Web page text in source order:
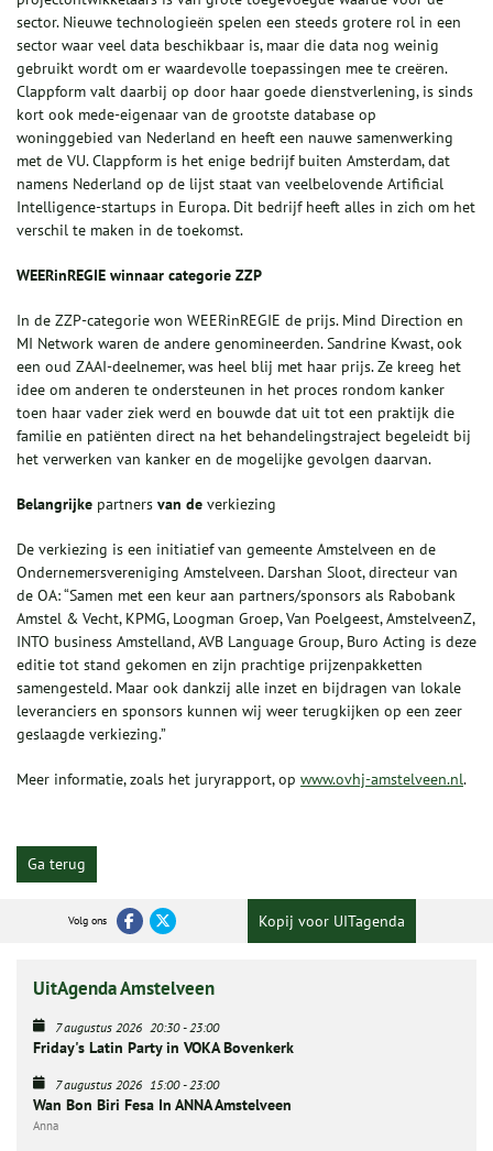
sector. Nieuwe technologieën spelen een steeds grotere rol in een
sector waar veel data beschikbaar is, maar die data nog weinig
gebruikt wordt om er waardevolle toepassingen mee te creëren.
Clappform valt daarbij op door haar goede dienstverlening, is sinds
kort ook mede-eigenaar van de grootste database op
woninggebied van Nederland en heeft een nauwe samenwerking
met de VU. Clappform is het enige bedrijf buiten Amsterdam, dat
namens Nederland op de lijst staat van veelbelovende Artificial
Intelligence-startups in Europa. Dit bedrijf heeft alles in zich om het
verschil te maken in de toekomst.
WEERinREGIE winnaar categorie ZZP
In de ZZP-categorie won WEERinREGIE de prijs. Mind Direction en
MI Network waren de andere genomineerden. Sandrine Kwast, ook
een oud ZAAI-deelnemer, was heel blij met haar prijs. Ze kreeg het
idee om anderen te ondersteunen in het proces rondom kanker
toen haar vader ziek werd en bouwde dat uit tot een praktijk die
familie en patiënten direct na het behandelingstraject begeleidt bij
het verwerken van kanker en de mogelijke gevolgen daarvan.
Belangrijke partners van de verkiezing
De verkiezing is een initiatief van gemeente Amstelveen en de
Ondernemersvereniging Amstelveen. Darshan Sloot, directeur van
de OA: “Samen met een keur aan partners/sponsors als Rabobank
Amstel & Vecht, KPMG, Loogman Groep, Van Poelgeest, AmstelveenZ,
INTO business Amstelland, AVB Language Group, Buro Acting is deze
editie tot stand gekomen en zijn prachtige prijzenpakketten
samengesteld. Maar ook dankzij alle inzet en bijdragen van lokale
leveranciers en sponsors kunnen wij weer terugkijken op een zeer
geslaagde verkiezing.”
Meer informatie, zoals het juryrapport, op www.ovhj-amstelveen.nl.
Ga terug
Volg ons Kopij voor UITagenda
UitAgenda Amstelveen
7 augustus 2026 20:30-23:00
Friday's Latin Party in VOKA Bovenkerk
7 augustus 2026 15:00-23:00
Wan Bon Biri Fesa In ANNA Amstelveen
Anna